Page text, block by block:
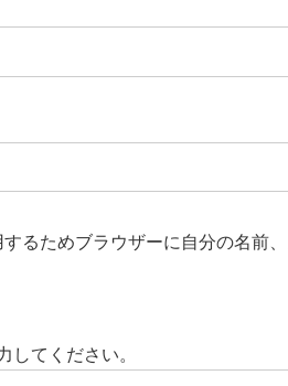
るためブラウザーに自分の名前
してください。